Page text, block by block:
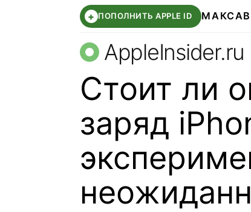
+ ПОПОЛНИТЬ APPLE ID МАКС
AppleInsider.ru
Стоит ли
заряд